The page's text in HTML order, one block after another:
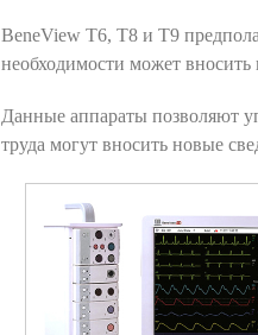
BeneView T6, T8 и T9
необходимости может
Данные аппараты позволяют
труда могут вносить новые